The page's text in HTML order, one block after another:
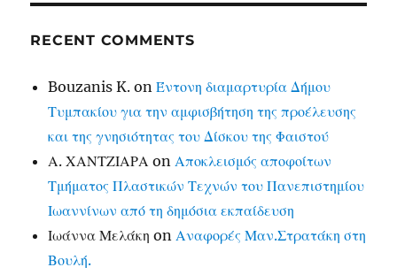
RECENT COMMENTS
Bouzanis K. onΈντονη διαμαρτυρία Δήμου
Τυμπακίου για την αμφισβήτηση της προέλευσης
και της γνησιότητας του Δίσκου της Φαιστού
Α. ΧΑΝΤΖΙΑΡΑ onΑποκλεισμός αποφοίτων
Τμήματος Πλαστικών Τεχνών του Πανεπιστημίου
Ιωαννίνων από τη δημόσια εκπαίδευση
Ιωάννα Μελάκη onΑναφορές Μαν.Στρατάκη στη
Βουλή.